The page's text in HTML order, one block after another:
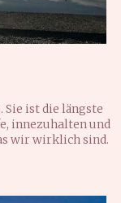
ist die längste
innezuhalten und
wir wirklich sind.